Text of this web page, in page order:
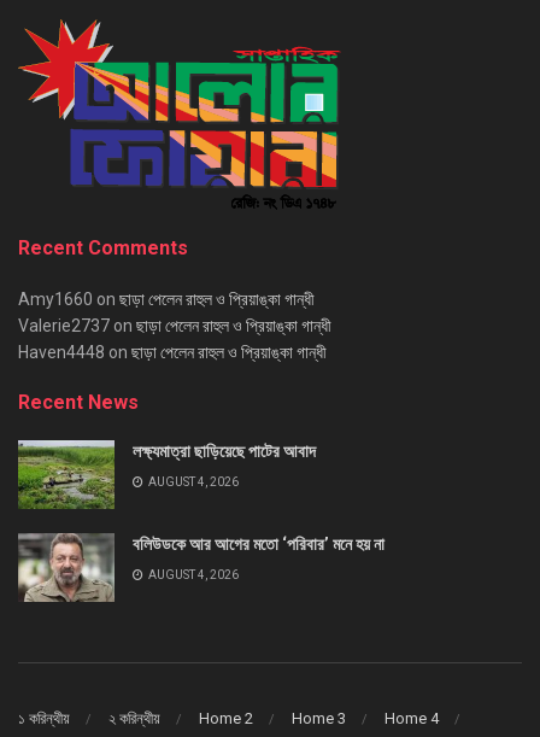
Recent Comments
Amy1660 on ছাড়া পেলেন রাহুল ও প্রিয়াঙ্কা গান্ধী
Valerie2737 on ছাড়া পেলেন রাহুল ও প্রিয়াঙ্কা গান্ধী
Haven4448 on ছাড়া পেলেন রাহুল ও প্রিয়াঙ্কা গান্ধী
Recent News
লক্ষ্যমাত্রা ছাড়িয়েছে পাটের আবাদ
AUGUST 4, 2026
বলিউডকে আর আগের মতো ‘পরিবার’ মনে হয় না
AUGUST 4, 2026
১ করিন্থীয় ২ করিন্থীয় Home 2 Home 3
Home 4